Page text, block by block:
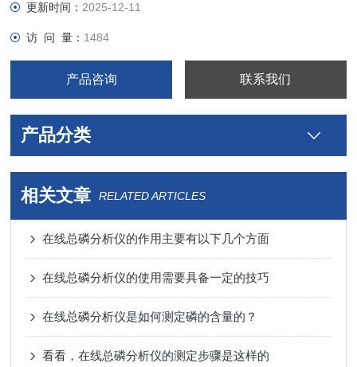
更新时间： 2025-12-11
访 问 量： 1484
产品咨询 联系我们
产品分类
相关文章 RELATED ARTICLES
在线总磷分析仪的作用主要有以下几个方面
在线总磷分析仪的使用需要具备一定的技巧
在线总磷分析仪是如何测定磷的含量的？
看看，在线总磷分析仪的测定步骤是这样的